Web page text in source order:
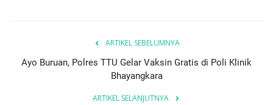
ARTIKEL SEBELUMNYA
Ayo Buruan, Polres TTU Gelar Vaksin Gratis di Poli Klinik
Bhayangkara
ARTIKEL SELANJUTNYA